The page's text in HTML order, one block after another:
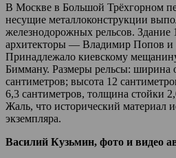
В Москве в Большой Трёхгорном
несущие металлоконструкции
железнодорожных рельсов. Здание
архитекторы — Владимир Попов и
Принадлежало киевскому
Бимману. Размеры рельсы: ширина
сантиметров; высота 12
6,3 сантиметров, толщина стойки
Жаль, что исторический материал
экземпляра.
Василий Кузьмин, фото и видео